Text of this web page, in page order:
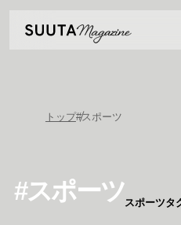
トップ#スポーツ
#スポーツスポーツタ